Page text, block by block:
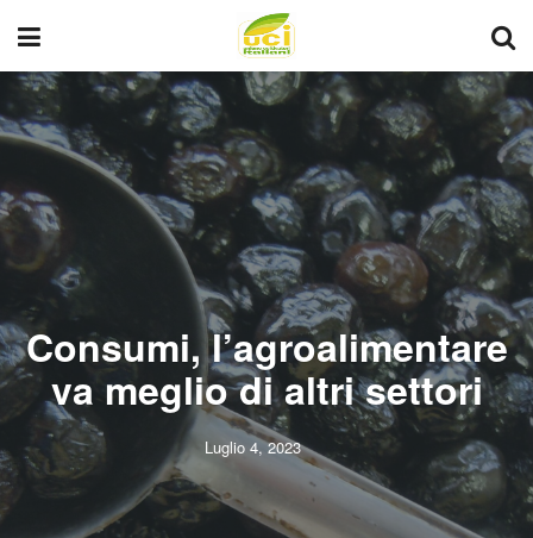
Consumi, l’agroalimentare
va meglio di altri settori
Luglio 4, 2023